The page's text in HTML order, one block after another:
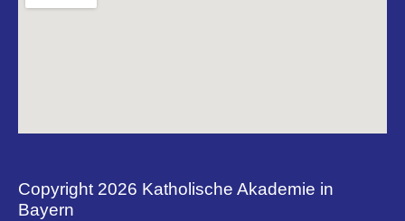
Copyright 2026 Katholische Akademie in
Bayern